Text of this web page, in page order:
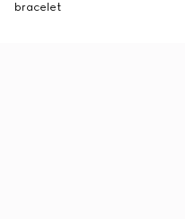
bracelet